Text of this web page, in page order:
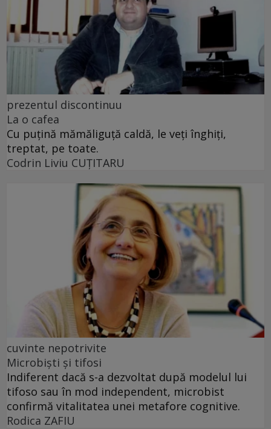
prezentul discontinuu
La o cafea
Cu puţină mămăliguţă caldă, le veţi înghiţi,
treptat, pe toate.
Codrin Liviu CUŢITARU
cuvinte nepotrivite
Microbiști și tifosi
Indiferent dacă s-a dezvoltat după modelul lui
tifoso sau în mod independent, microbist
confirmă vitalitatea unei metafore cognitive.
Rodica ZAFIU